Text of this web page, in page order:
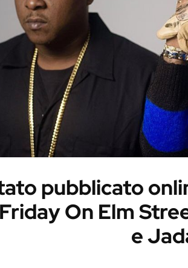
pubblicato
On Elm
e